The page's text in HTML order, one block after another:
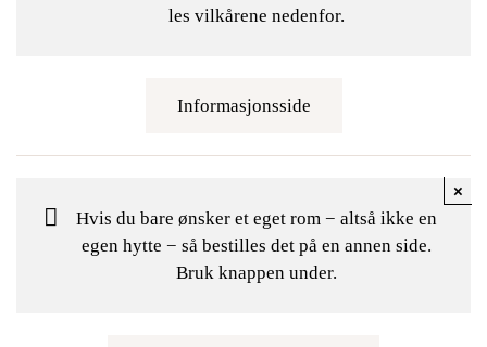
les vilkårene nedenfor.
Informasjonsside
Hvis du bare ønsker et eget rom − altså ikke en
egen hytte − så bestilles det på en annen side.
Bruk knappen under.
×